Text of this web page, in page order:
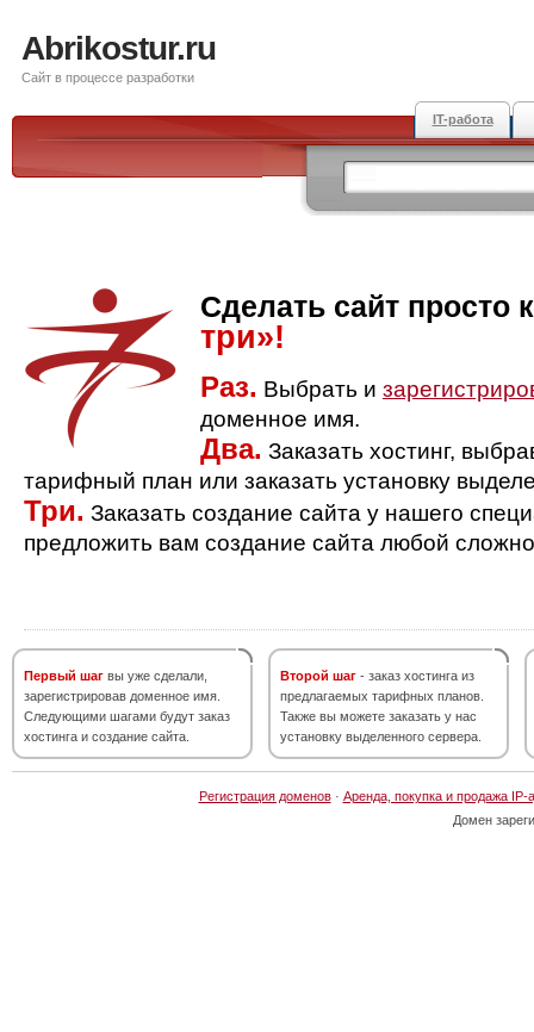
Abrikostur.ru
Сайт в процессе разработки
IT-работа
Сделать сайт просто
три»!
Раз. Выбрать и
доменное имя.
Два. Заказать хостинг,
тарифный план или заказать установку
Три. Заказать создание сайта у нашего
предложить вам создание сайта любой
Первый шаг вы уже сделали,
зарегистрировав доменное имя.
Следующими шагами будут заказ
хостинга и создание сайта.
Второй шаг - заказ хостинга из
предлагаемых тарифных планов.
Также вы можете заказать у нас
установку выделенного сервера.
Регистрация доменов· Аренда, покупка и продажа IP-
Домен